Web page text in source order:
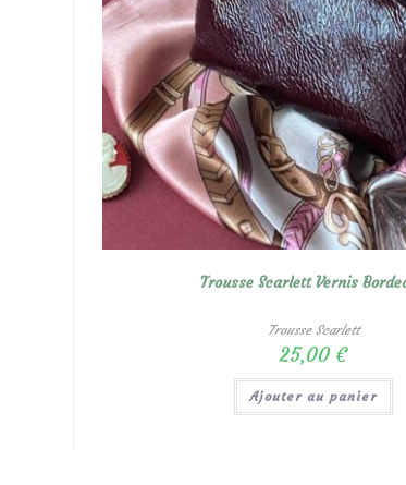
Trousse Scarlett Vernis
Trousse Scarlett
25,00 €
Ajouter au panier